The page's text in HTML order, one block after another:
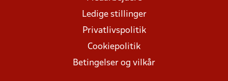
Ledige stillinger
Privatlivspolitik
Cookiepolitik
Betingelser og vilkår